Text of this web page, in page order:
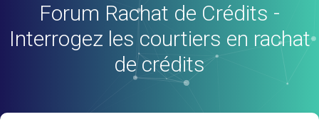
Forum Rachat de Crédits -
Interrogez les courtiers en rachat
de crédits